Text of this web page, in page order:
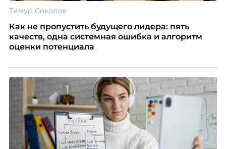
Тимур Соколов
Как не пропустить будущего лидера: пять
качеств, одна системная ошибка и алгоритм
оценки потенциала